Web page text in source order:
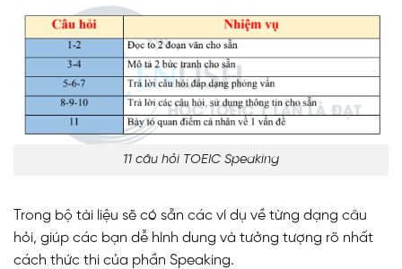
11 câu hỏi TOEIC Speaking
Trong bộ tài liệu sẽ có sẵn các ví dụ về từng dạng câu
hỏi, giúp các bạn dễ hình dung và tưởng tượng rõ nhất
cách thức thi của phần Speaking.